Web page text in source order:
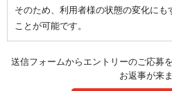
そのため、利用者様の状態の変化に
ことが可能です。
送信フォームからエントリーのご応募
お返事が来ま